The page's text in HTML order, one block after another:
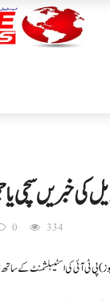
کی خبریں سچی
0 334
پی ٹی آئی کی اسٹیبلشمنٹ کے